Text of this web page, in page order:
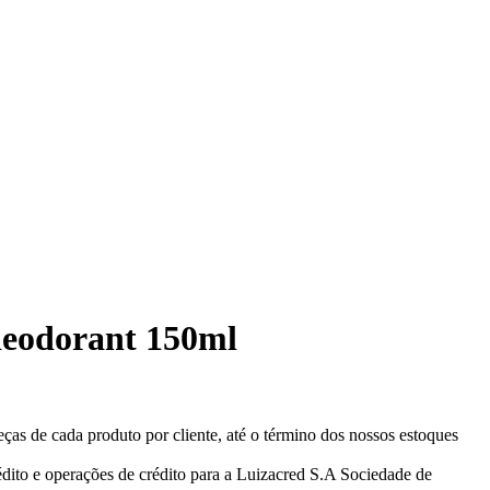
150ml
de cada produto por cliente, até o término dos nossos estoques
e operações de crédito para a Luizacred S.A Sociedade de